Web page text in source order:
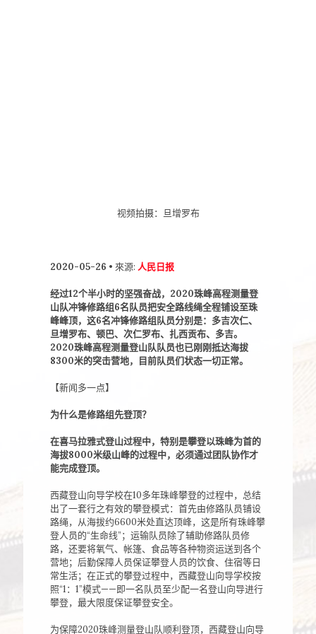
视频拍摄：旦增罗布
2020-05-26 • 來源:人民日报
经过12个半小时的坚强奋战，2020珠峰高程测量登
山队冲锋修路组6名队员把安全路线绳全程铺设至珠
峰峰顶，这6名冲锋修路组队员分别是：多吉次仁、
旦增罗布、顿巴、次仁罗布、扎西贡布、多吉。
2020珠峰高程测量登山队队员也已刚刚抵达海拔
8300米的突击营地，目前队员们状态一切正常。
【新闻多一点】
为什么是修路组先登顶？
在喜马拉雅式登山过程中，特别是攀登以珠峰为首的
海拔8000米级山峰的过程中，必须通过团队协作才
能完成登顶。
西藏登山向导学校在10多年珠峰攀登的过程中，总结
出了一套行之有效的攀登模式：首先由修路队员铺设
路绳，从海拔约6600米处直达顶峰，这是所有珠峰攀
登人员的“生命线”；运输队员除了辅助修路队员修
路，还要将氧气、帐篷、食品等各种物资运送到各个
营地；后勤保障人员保证攀登人员的饮食、住宿等日
常生活；在正式的攀登过程中，西藏登山向导学校按
照“1：1”模式——即一名队员至少配一名登山向导进行
攀登，最大限度保证攀登安全。
为保障2020珠峰测量登山队顺利登顶，西藏登山向导